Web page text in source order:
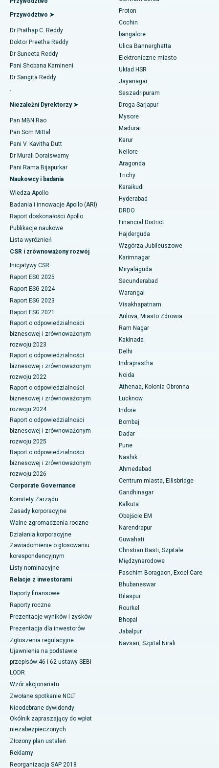
Znajdź diabetologa
Znajdź ginekologa
Znajdź lekarza ogólnego
Znajdź psychologa
Znajdź chirurga ogólnego
Najlepszy szpital w Karapakkam, Chennai
Najlepszy szpital w Arilova, Vizag
Najlepszy szpital przy Kanpur Road w Lucknow
Najlepszy szpital w sektorze 26, Noida
Najlepszy szpital w Gandhinagarze, Ahmedabad
Najlepszy szpital w Aragondzie, Andhra Pradesh
Najlepszy szpital przy Bannerghatta Road w Bangalore
Najlepszy szpital w oddziale 15 w Bhubaneswar
Najlepszy szpital przy Seepat Road w Bilaspur
Najlepszy szpital w Ellisbridge, Ahmedabad
Najlepszy szpital w Nowym Delhi
Najlepszy szpital w DRDO, Hajdarabad
Najlepszy szpital przy GS Road w Guwahati
Najlepszy szpital w Hajdarabadzie
Najlepszy szpital w Vijay Nagar, Indore
Najlepszy szpital przy Suryaraopeta Main Road, Kakinada
Najlepszy szpital przy Canal Circular Road w Kalkucie
Najlepszy szpital w dzielnicy biznesowej Belapur, Navi Mumbai
Najlepszy szpital w Panchavati, Nashik
Najlepszy szpital w Secunderabad, Hajdarabad
Najlepszy szpital w Seshadripuram, Bangalore
Najlepszy szpital przy Waltair Main Road, Visakhapatnam
Najlepszy szpital na Subhash Nagar Road, Karimnagar
Najlepszy szpital w Managari, Karaikudi
Najlepszy szpital w Arepally, Warangal
Najlepszy szpital w Arera Colony, Bhopal
Najlepszy szpital w Jayanagar, Bangalore
Najlepszy szpital w KK Nagar, Madurai
Najlepszy szpital w Ramji Nagar, Nellore
Najlepszy szpital w sektorze 19, Rourkela
Najlepszy szpital w Swargate, Pune
Najlepszy szpital onkologiczny dla kobiet w południowym Delhi
Naprawa zastawki MitraClip
Minimalnie inwazyjna kardiochirurgia
Ablacja cewnika
Ablacja endometrium
Embolizacja tętnicy macicznej
Operacja raka piersi
Brachyterapia
Kolonoskopia
Polipektomia
Głęboka stymulacja mózgu
Dializa otrzewnowa
Biopsja nerki
Paratyroidektomia
Chirurgia cytoredukcyjna
Ceramiczna całkowita wymiana stawu kolanowego
ERCP
Przywództwo ➤
Dr Prathap C. Reddy
Doktor Preetha Reddy
Dr Suneeta Reddy
Pani Shobana Kamineni
Dr Sangita Reddy
.
Niezależni Dyrektorzy ➤
Pan MBN Rao
Pan Som Mittal
Pani V. Kavitha Dutt
Dr Murali Doraiswamy
Pani Rama Bijapurkar
Naukowcy i badania
Wiedza Apollo
Badania i innowacje Apollo (ARI)
Raport doskonałości Apollo
Publikacje naukowe
Lista wyróżnień
CSR i zrównoważony rozwój
Inicjatywy CSR
Raport ESG 2025
Raport ESG 2024
Raport ESG 2023
Raport ESG 2021
Raport o odpowiedzialności
biznesowej i zrównoważonym
rozwoju 2023
Raport o odpowiedzialności
biznesowej i zrównoważonym
rozwoju 2022
Raport o odpowiedzialności
biznesowej i zrównoważonym
rozwoju 2024
Raport o odpowiedzialności
biznesowej i zrównoważonym
rozwoju 2025
Raport o odpowiedzialności
biznesowej i zrównoważonym
rozwoju 2026
Corporate Governance
Komitety Zarządu
Zasady korporacyjne
Walne zgromadzenia roczne
Działania korporacyjne
Zawiadomienie o głosowaniu
korespondencyjnym
Listy nominacyjne
Relacje z inwestorami
Raporty finansowe
Raporty roczne
Prezentacje wyników i zysków
Prezentacja dla inwestorów
Zgłoszenia regulacyjne
Ujawnienia na podstawie
przepisów 46 i 62 ustawy SEBI
LODR
Wzór akcjonariatu
Zwołane spotkanie NCLT
Nieodebrane dywidendy
Okólnik zapraszający do wpłat
niezabezpieczonych
Złożony plan ustaleń
Reklamy
Reorganizacja SAP 2018
Proton
Cochin
bangalore
Ulica Bannerghatta
Elektroniczne miasto
Układ HSR
Jayanagar
Seszadripuram
Droga Sarjapur
Mysore
Madurai
Karur
Nellore
Aragonda
Trichy
Karaikudi
Hyderabad
DRDO
Financial District
Hajderguda
Wzgórza Jubileuszowe
Karimnagar
Miryalaguda
Secunderabad
Warangal
Visakhapatnam
Arilova, Miasto Zdrowia
Ram Nagar
Kakinada
Delhi
Indraprastha
Noida
Athenaa, Kolonia Obronna
Lucknow
Indore
Bombaj
Dadar
Pune
Nashik
Ahmedabad
Centrum miasta, Ellisbridge
Gandhinagar
Kalkuta
Obejście EM
Narendrapur
Guwahati
Christian Basti, Szpitale
Międzynarodowe
Paschim Boragaon, Excel Care
Bhubaneswar
Bilaspur
Rourkel
Bhopal
Jabalpur
Navsari, Szpital Nirali